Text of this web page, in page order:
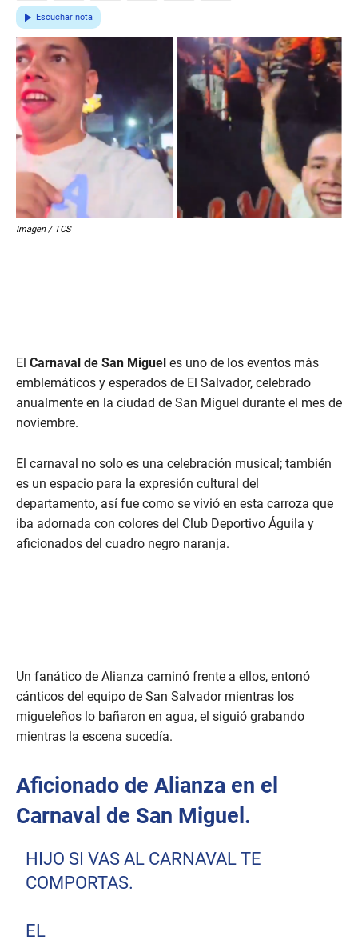
Escuchar nota
Imagen / TCS
El Carnaval de San Miguel es uno de los eventos más
emblemáticos y esperados de El Salvador, celebrado
anualmente en la ciudad de San Miguel durante el mes de
noviembre.
El carnaval no solo es una celebración musical; también
es un espacio para la expresión cultural del
departamento, así fue como se vivió en esta carroza que
iba adornada con colores del Club Deportivo Águila y
aficionados del cuadro negro naranja.
Un fanático de Alianza caminó frente a ellos, entonó
cánticos del equipo de San Salvador mientras los
migueleños lo bañaron en agua, el siguió grabando
mientras la escena sucedía.
Aficionado de Alianza en el
Carnaval de San Miguel.
HIJO SI VAS AL CARNAVAL TE
COMPORTAS.
EL